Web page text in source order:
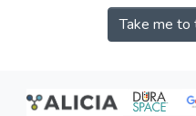
Take me to